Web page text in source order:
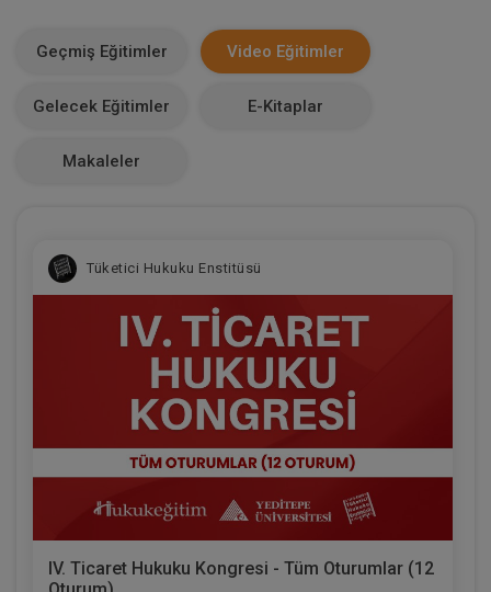
0
Geçmiş Eğitimler Video Eğitimler
Gelecek Eğitimler E-Kitaplar
Makaleler
Tüketici Hukuku Enstitüsü
IV. Ticaret Hukuku Kongresi - Tüm Oturumlar (12